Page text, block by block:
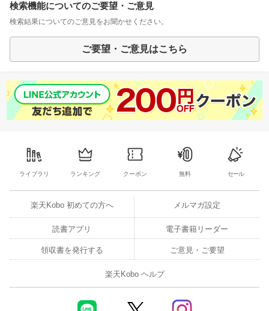
検索機能についてのご要望・ご意見
検索結果についてのご意見をお聞かせください。
ご要望・ご意見はこちら
ライブラリ ランキング クーポン 無料 セール
楽天Kobo 初めての方へ メルマガ設定
読書アプリ 電子書籍リーダー
領収書を発行する ご意見・ご要望
楽天Kobo ヘルプ